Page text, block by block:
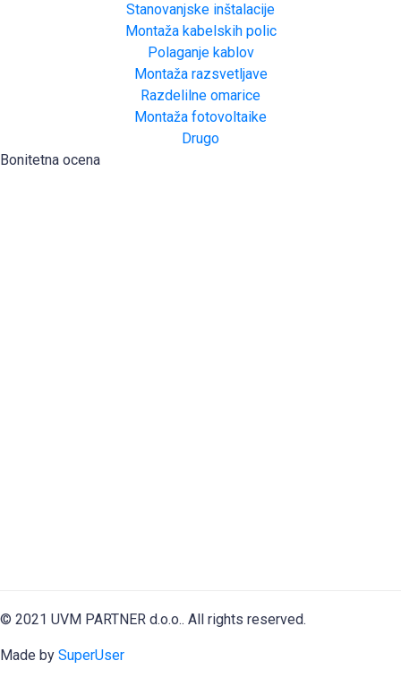
Stanovanjske inštalacije
Montaža kabelskih polic
Polaganje kablov
Montaža razsvetljave
Razdelilne omarice
Montaža fotovoltaike
Drugo
Bonitetna ocena
© 2021 UVM PARTNER d.o.o.. All rights reserved.
Made by SuperUser